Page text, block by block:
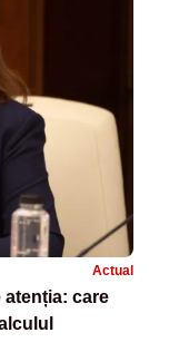
Actual
atenția: care